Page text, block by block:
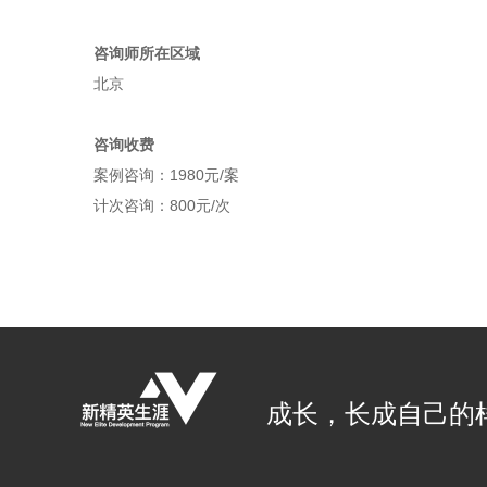
咨询师所在区域
北京
咨询收费
案例咨询：1980元/案
计次咨询：800元/次
成长，长成自己的